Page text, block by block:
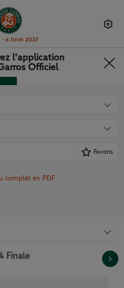
- 6 Juin 2027
Favoris
complet en PDF
Finale
l'application
Officiel